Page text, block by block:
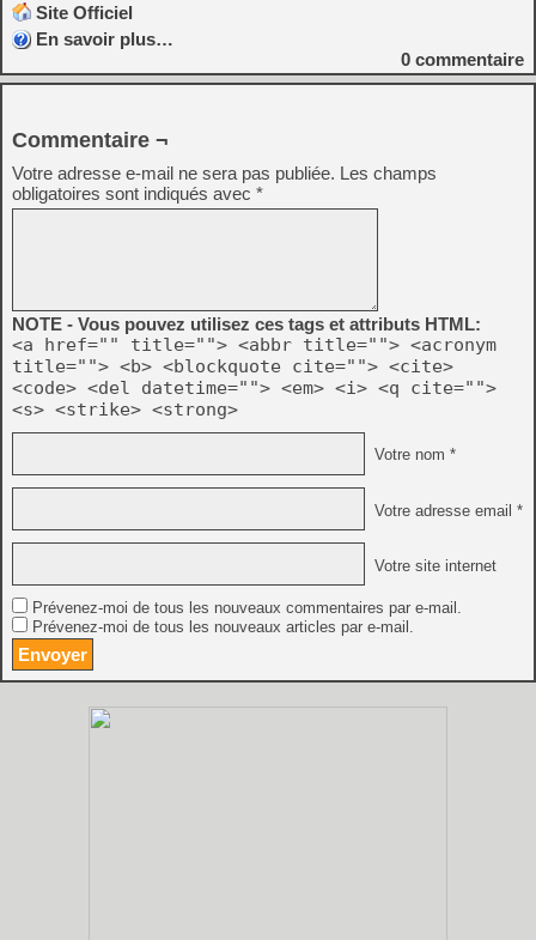
Site Officiel
En savoir plus…
0 commentaire
Commentaire ¬
Votre adresse e-mail ne sera pas publiée. Les champs
obligatoires sont indiqués avec *
NOTE - Vous pouvez utilisez ces tags et attributs HTML:
<a href="" title=""> <abbr title=""> <acronym
title=""> <b> <blockquote cite=""> <cite>
<code> <del datetime=""> <em> <i> <q cite="">
<s> <strike> <strong>
Votre nom *
Votre adresse email *
Votre site internet
Prévenez-moi de tous les nouveaux commentaires par e-mail.
Prévenez-moi de tous les nouveaux articles par e-mail.